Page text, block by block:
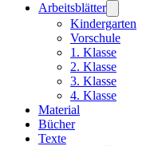
Arbeitsblätter
Kindergarten
Vorschule
1. Klasse
2. Klasse
3. Klasse
4. Klasse
Material
Bücher
Texte